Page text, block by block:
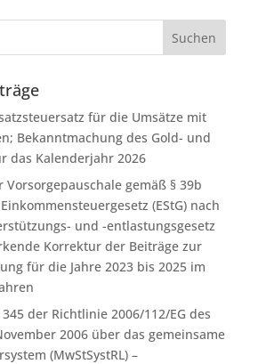
für die Umsätze mit
Bekanntmachung des Gold- und
das Kalenderjahr 2026
gemäß § 39b
(EStG) nach
und -entlastungsgesetz
Korrektur der Beiträge zur
für die Jahre 2023 bis 2025 im
der Richtlinie 2006/112/EG des
2006 über das gemeinsame
(MwStSystRL) –